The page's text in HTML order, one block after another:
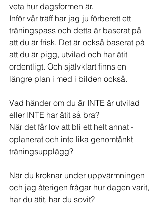
veta hur dagsformen är.
Inför vår träff har jag ju förberett ett
träningspass och detta är baserat på
att du är frisk. Det är också baserat på
att du är pigg, utvilad och har ätit
ordentligt. Och självklart finns en
längre plan i med i bilden också.
Vad händer om du är INTE är utvilad
eller INTE har ätit så bra?
När det får lov att bli ett helt annat -
oplanerat och inte lika genomtänkt
träningsupplägg?
När du kroknar under uppvärmningen
och jag återigen frågar hur dagen varit,
har du ätit, har du sovit?